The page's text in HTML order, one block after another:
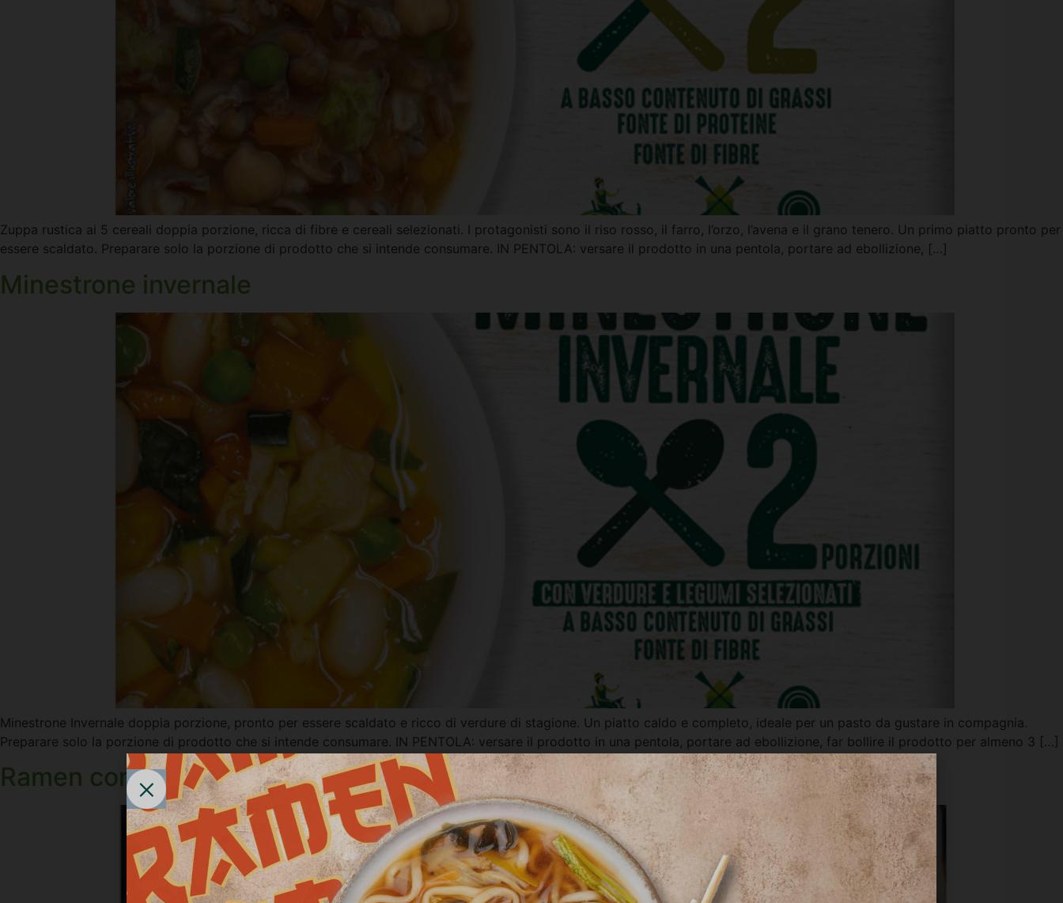
Zuppa rustica ai 5 cereali doppia porzione, ricca di fibre e cereali selezionati. I protagonisti sono il riso rosso, il farro, l’orzo, l’avena e il grano tenero. Un primo piatto pronto per
essere scaldato. Preparare solo la porzione di prodotto che si intende consumare. IN PENTOLA: versare il prodotto in una pentola, portare ad ebollizione, […]
Minestrone invernale
Minestrone Invernale doppia porzione, pronto per essere scaldato e ricco di verdure di stagione. Un piatto caldo e completo, ideale per un pasto da gustare in compagnia.
Preparare solo la porzione di prodotto che si intende consumare. IN PENTOLA: versare il prodotto in una pentola, portare ad ebollizione, far bollire il prodotto per almeno 3 […]
Ramen con verdure e peperoni gialli